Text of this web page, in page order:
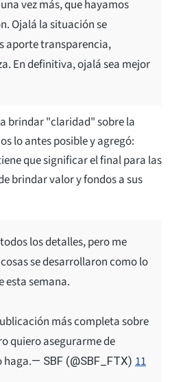
vez más, que hayamos
Ojalá la situación se
aporte transparencia,
En definitiva, ojalá sea mejor
brindar "claridad" sobre la
lo antes posible y agregó:
que significar el final para las
brindar valor y fondos a sus
los detalles, pero me
se desarrollaron como lo
esta semana.
más completa sobre
quiero asegurarme de
haga.— SBF (@SBF_FTX) 11